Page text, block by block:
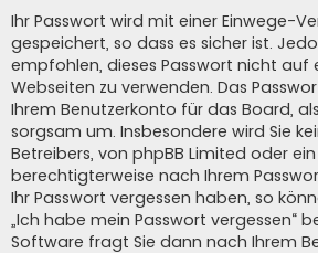
Ihr Passwort wird mit einer Einwege-
gespeichert, so dass es sicher ist.
empfohlen, dieses Passwort nicht auf
Webseiten zu verwenden. Das
Ihrem Benutzerkonto für das Board,
sorgsam um. Insbesondere wird Sie
Betreibers, von phpBB Limited oder
berechtigterweise nach Ihrem
Ihr Passwort vergessen haben, so
„Ich habe mein Passwort vergessen“
Software fragt Sie dann nach Ihrem